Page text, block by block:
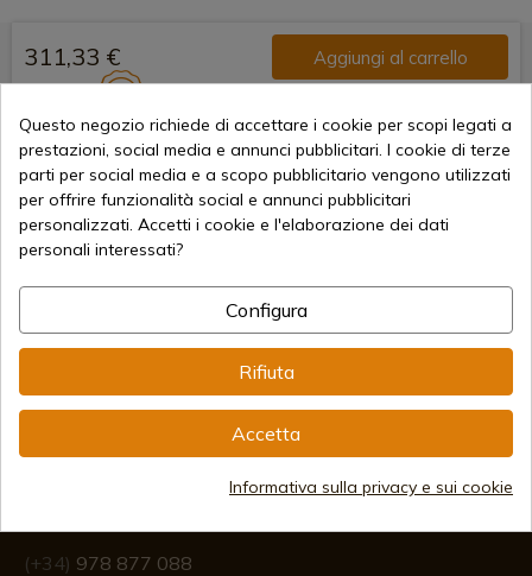
311,33 € Aggiungi al carrello
Metodi di pagamento sicuri
Spedizioni Internazionali
(+34) 978 877 088
Questo negozio richiede di accettare i cookie per scopi legati a
prestazioni, social media e annunci pubblicitari. I cookie di terze
parti per social media e a scopo pubblicitario vengono utilizzati
per offrire funzionalità social e annunci pubblicitari
personalizzati. Accetti i cookie e l'elaborazione dei dati
personali interessati?
Configura
Rifiuta
Accetta
Informativa sulla privacy e sui cookie